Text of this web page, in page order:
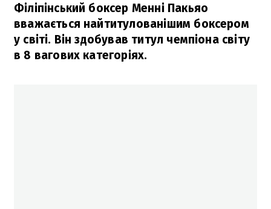
Філіпінський боксер Менні Пакьяо
вважається найтитулованішим боксером
у світі. Він здобував титул чемпіона світу
в 8 вагових категоріях.